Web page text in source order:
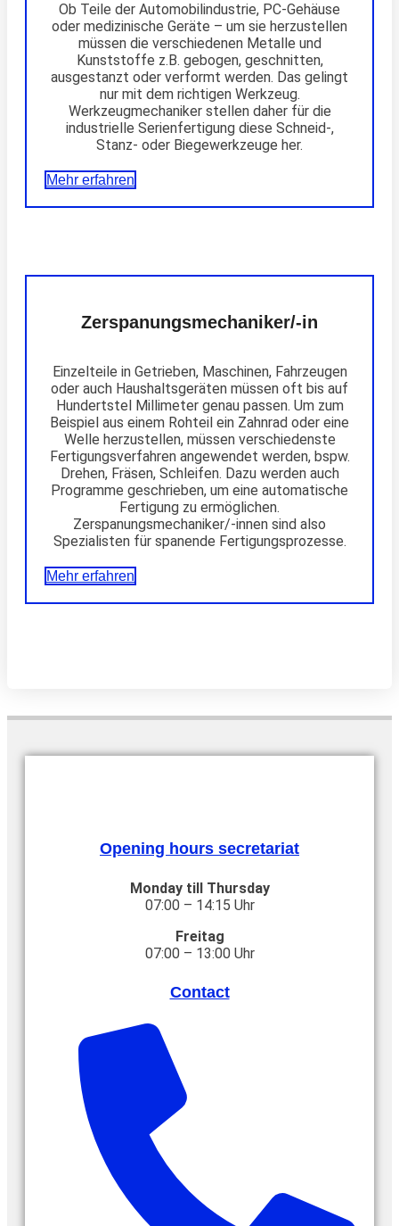
Ob Teile der Automobilindustrie, PC-Gehäuse
oder medizinische Geräte – um sie herzustellen
müssen die verschiedenen Metalle und
Kunststoffe z.B. gebogen, geschnitten,
ausgestanzt oder verformt werden. Das gelingt
nur mit dem richtigen Werkzeug.
Werkzeugmechaniker stellen daher für die
industrielle Serienfertigung diese Schneid-,
Stanz- oder Biegewerkzeuge her.
Mehr erfahren
Zerspanungsmechaniker/-in
Einzelteile in Getrieben, Maschinen, Fahrzeugen
oder auch Haushaltsgeräten müssen oft bis auf
Hundertstel Millimeter genau passen. Um zum
Beispiel aus einem Rohteil ein Zahnrad oder eine
Welle herzustellen, müssen verschiedenste
Fertigungsverfahren angewendet werden, bspw.
Drehen, Fräsen, Schleifen. Dazu werden auch
Programme geschrieben, um eine automatische
Fertigung zu ermöglichen.
Zerspanungsmechaniker/-innen sind also
Spezialisten für spanende Fertigungsprozesse.
Mehr erfahren
Opening hours secretariat
Monday till Thursday
07:00 – 14:15 Uhr
Freitag
07:00 – 13:00 Uhr
Contact